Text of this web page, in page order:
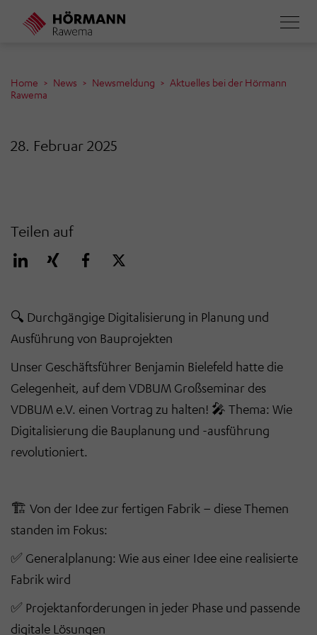
Direkt
Home News Newsmeldung
Aktuelles bei der Hörmann
Rawema
28. Februar 2025
Teilen auf
🔍 Durchgängige Digitalisierung in Planung und
Ausführung von Bauprojekten
Unser Geschäftsführer Benjamin Bielefeld hatte die
Gelegenheit, auf dem VDBUM Großseminar des
VDBUM e.V. einen Vortrag zu halten! 🎤 Thema: Wie
Digitalisierung die Bauplanung und -ausführung
revolutioniert.
🏗 Von der Idee zur fertigen Fabrik – diese Themen
standen im Fokus:
✅ Generalplanung: Wie aus einer Idee eine realisierte
Fabrik wird
✅ Projektanforderungen in jeder Phase und passende
digitale Lösungen